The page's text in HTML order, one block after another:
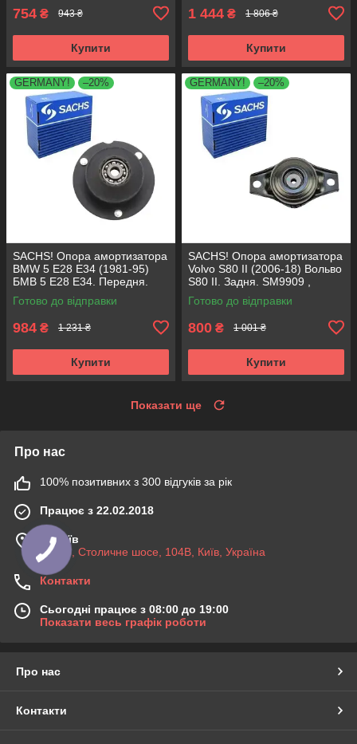
754 ₴ 943 ₴
Купити
1 444 ₴ 1 806 ₴
Купити
GERMANY! –20%
SACHS! Опора амортизатора
BMW 5 E28 E34 (1981-95)
БМВ 5 Е28 Е34. Передня.
SM1000 , 803151 , KB650.00 ,
VKDC35801
Готово до відправки
984 ₴ 1 231 ₴
Купити
GERMANY! –20%
SACHS! Опора амортизатора
Volvo S80 II (2006-18) Вольво
S80 II. Задня. SM9909 ,
802416 , KB952.10 ,
VKDA40436
Готово до відправки
800 ₴ 1 001 ₴
Купити
Показати ще
Про нас
100% позитивних з 300 відгуків за рік
Працює з 22.02.2018
м. Київ
03045, Столичне шосе, 104B, Київ, Україна
Контакти
Сьогодні працює з 08:00 до 19:00
Показати весь графік роботи
Про нас
Контакти